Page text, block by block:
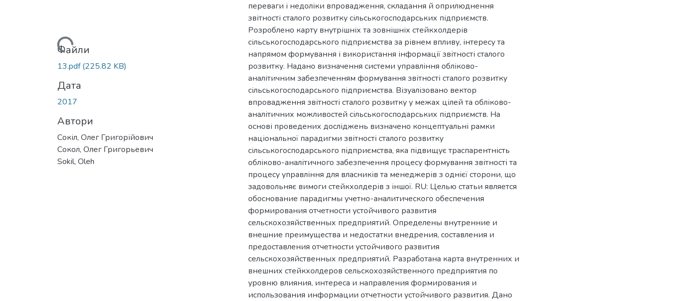
Вантажиться...
Файли
13.pdf(225.82 KB)
Дата
2017
Автори
Сокіл, Олег Григорійович
Сокол, Олег Григорьевич
Sokil, Oleh
переваги і недоліки впровадження, складання й оприлюднення
звітності сталого розвитку сільськогосподарських підприємств.
Розроблено карту внутрішніх та зовнішніх стейкхолдерів
сільськогосподарського підприємства за рівнем впливу, інтересу та
напрямом формування і використання інформації звітності сталого
розвитку. Надано визначення системи управління обліково-
аналітичним забезпеченням формування звітності сталого розвитку
сільськогосподарського підприємства. Візуалізовано вектор
впровадження звітності сталого розвитку у межах цілей та обліково-
аналітичних можливостей сільськогосподарських підприємств. На
основі проведених досліджень визначено концептуальні рамки
національної парадигми звітності сталого розвитку
сільськогосподарського підприємства, яка підвищує траспарентність
обліково-аналітичного забезпечення процесу формування звітності та
процесу управління для власників та менеджерів з однієї сторони, що
задовольняє вимоги стейкхолдерів з іншої. RU: Целью статьи является
обоснование парадигмы учетно-аналитического обеспечения
формирования отчетности устойчивого развития
сельскохозяйственных предприятий. Определены внутренние и
внешние преимущества и недостатки внедрения, составления и
предоставления отчетности устойчивого развития
сельскохозяйственных предприятий. Разработана карта внутренних и
внешних стейкхолдеров сельскохозяйственного предприятия по
уровню влияния, интереса и направления формирования и
использования информации отчетности устойчивого развития. Дано